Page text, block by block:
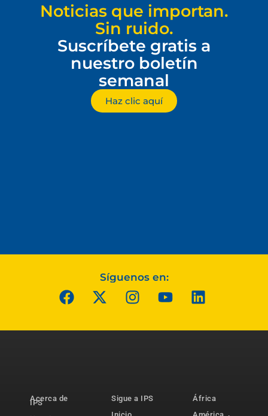
Noticias que importan.
Sin ruido.
Suscríbete gratis a
nuestro boletín
semanal
Haz clic aquí
Síguenos en:
Acerca de
IPS
Sigue a IPS
África